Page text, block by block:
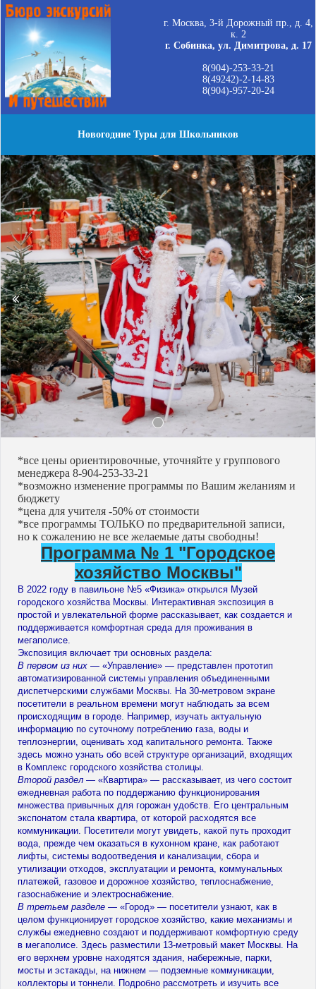
г. Москва, 3-й Дорожный пр., д. 4,
к. 2
г. Собинка, ул. Димитрова, д. 17
8(904)-253-33-21
8(49242)-2-14-83
8(904)-957-20-24
Новогодние Туры для Школьников
*все цены ориентировочные, уточняйте у группового
менеджера 8-904-253-33-21
*возможно изменение программы по Вашим желаниям и
бюджету
*цена для учителя -50% от стоимости
*все программы ТОЛЬКО по предварительной записи,
но к сожалению не все желаемые даты свободны!
Программа № 1 "Городское
хозяйство Москвы"
В 2022 году в павильоне №5 «Физика» открылся Музей
городского хозяйства Москвы. Интерактивная экспозиция в
простой и увлекательной форме рассказывает, как создается и
поддерживается комфортная среда для проживания в
мегаполисе.
Экспозиция включает три основных раздела:
В первом из них — «Управление» — представлен прототип
автоматизированной системы управления объединенными
диспетчерскими службами Москвы. На 30-метровом экране
посетители в реальном времени могут наблюдать за всем
происходящим в городе. Например, изучать актуальную
информацию по суточному потреблению газа, воды и
теплоэнергии, оценивать ход капитального ремонта. Также
здесь можно узнать обо всей структуре организаций, входящих
в Комплекс городского хозяйства столицы.
Второй раздел — «Квартира» — рассказывает, из чего состоит
ежедневная работа по поддержанию функционирования
множества привычных для горожан удобств. Его центральным
экспонатом стала квартира, от которой расходятся все
коммуникации. Посетители могут увидеть, какой путь проходит
вода, прежде чем оказаться в кухонном кране, как работают
лифты, системы водоотведения и канализации, сбора и
утилизации отходов, эксплуатации и ремонта, коммунальных
платежей, газовое и дорожное хозяйство, теплоснабжение,
газоснабжение и электроснабжение.
В третьем разделе — «Город» — посетители узнают, как в
целом функционирует городское хозяйство, какие механизмы и
службы ежедневно создают и поддерживают комфортную среду
в мегаполисе. Здесь разместили 13-метровый макет Москвы. На
его верхнем уровне находятся здания, набережные, парки,
мосты и эстакады, на нижнем — подземные коммуникации,
коллекторы и тоннели. Подробно рассмотреть и изучить все